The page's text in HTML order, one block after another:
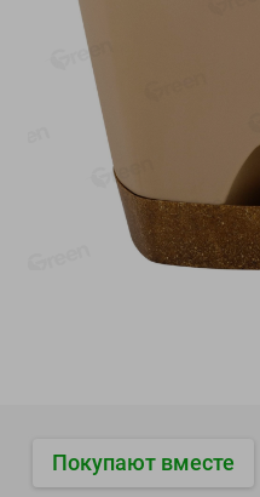
-24%
4.99
Покупают вместе